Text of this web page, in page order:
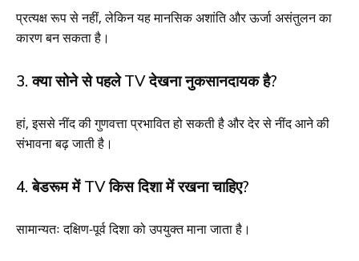
प्रत्यक्ष रूप से नहीं, लेकिन यह मानसिक अशांति और ऊर्जा असंतुलन का
कारण बन सकता है।
3. क्या सोने से पहले TV देखना नुकसानदायक है?
हां, इससे नींद की गुणवत्ता प्रभावित हो सकती है और देर से नींद आने की
संभावना बढ़ जाती है।
4. बेडरूम में TV किस दिशा में रखना चाहिए?
सामान्यतः दक्षिण-पूर्व दिशा को उपयुक्त माना जाता है।